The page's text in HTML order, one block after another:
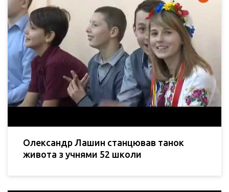
Олександр Лашин станцював танок
живота з учнями 52 школи